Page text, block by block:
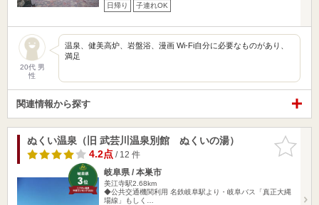
日帰り 子連れOK
20代 男
性
温泉、健美高炉、岩盤浴、漫画 Wi-Fi自分に必要なものがあり、
満足
関連情報から探す
お気に入
りに追加
ぬくい温泉（旧 武芸川温泉別館 ぬくいの湯）
4.2点/ 12 件
岐阜県 / 本巣市
美江寺駅2.68km
◆公共交通機関利用 名鉄岐阜駅より・岐阜バス「真正大縄
場線」もしく…